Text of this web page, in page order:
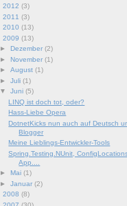
2012 (3)
2011 (3)
2010 (13)
2009 (13)
►Dezember(2)
►November(1)
►August(1)
►Juli(1)
▼Juni(5)
LINQ ist doch tot, oder?
Hass-Liebe Opera
DotnetKicks nun auch auf Deutsch
Blogger
Meine Lieblings-Entwickler-Tools
Spring.Testing.NUnit,
App....
►Mai(1)
►Januar(2)
2008 (8)